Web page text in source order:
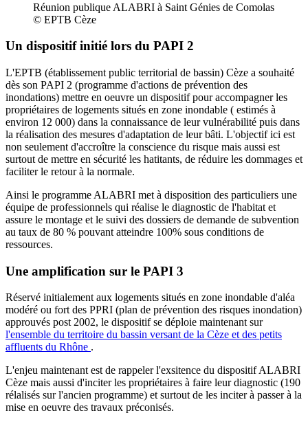
Réunion publique ALABRI à Saint Génies de Comolas
© EPTB Cèze
Un dispositif initié lors du PAPI 2
L'EPTB (établissement public territorial de bassin) Cèze a souhaité
dès son PAPI 2 (programme d'actions de prévention des
inondations) mettre en oeuvre un dispositif pour accompagner les
propriétaires de logements situés en zone inondable ( estimés à
environ 12 000) dans la connaissance de leur vulnérabilité puis dans
la réalisation des mesures d'adaptation de leur bâti. L'objectif ici est
non seulement d'accroître la conscience du risque mais aussi est
surtout de mettre en sécurité les hatitants, de réduire les dommages et
faciliter le retour à la normale.
Ainsi le programme ALABRI met à disposition des particuliers une
équipe de professionnels qui réalise le diagnostic de l'habitat et
assure le montage et le suivi des dossiers de demande de subvention
au taux de 80 % pouvant atteindre 100% sous conditions de
ressources.
Une amplification sur le PAPI 3
Réservé initialement aux logements situés en zone inondable d'aléa
modéré ou fort des PPRI (plan de prévention des risques inondation)
approuvés post 2002, le dispositif se déploie maintenant sur
l'ensemble du territoire du bassin versant de la Cèze et des petits
affluents du Rhône .
L'enjeu maintenant est de rappeler l'exsitence du dispositif ALABRI
Cèze mais aussi d'inciter les propriétaires à faire leur diagnostic (190
rélalisés sur l'ancien programme) et surtout de les inciter à passer à la
mise en oeuvre des travaux préconisés.